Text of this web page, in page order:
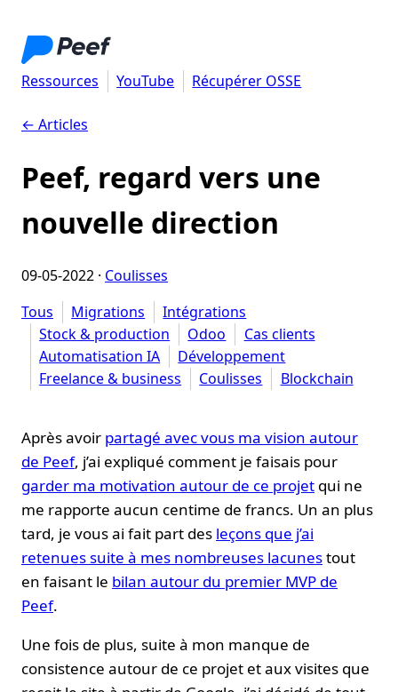
Ressources YouTube Récupérer OSSE
← Articles
Peef, regard vers une
nouvelle direction
09-05-2022 · Coulisses
Tous
Migrations
Intégrations
Stock & production
Odoo
Cas clients
Automatisation IA
Développement
Freelance & business
Coulisses Blockchain
Après avoir partagé avec vous ma vision autour
de Peef, j’ai expliqué comment je faisais pour
garder ma motivation autour de ce projet qui ne
me rapporte aucun centime de francs. Un an plus
tard, je vous ai fait part des leçons que j’ai
retenues suite à mes nombreuses lacunestout
en faisant le bilan autour du premier MVP de
Peef.
Une fois de plus, suite à mon manque de
consistence autour de ce projet et aux visites que